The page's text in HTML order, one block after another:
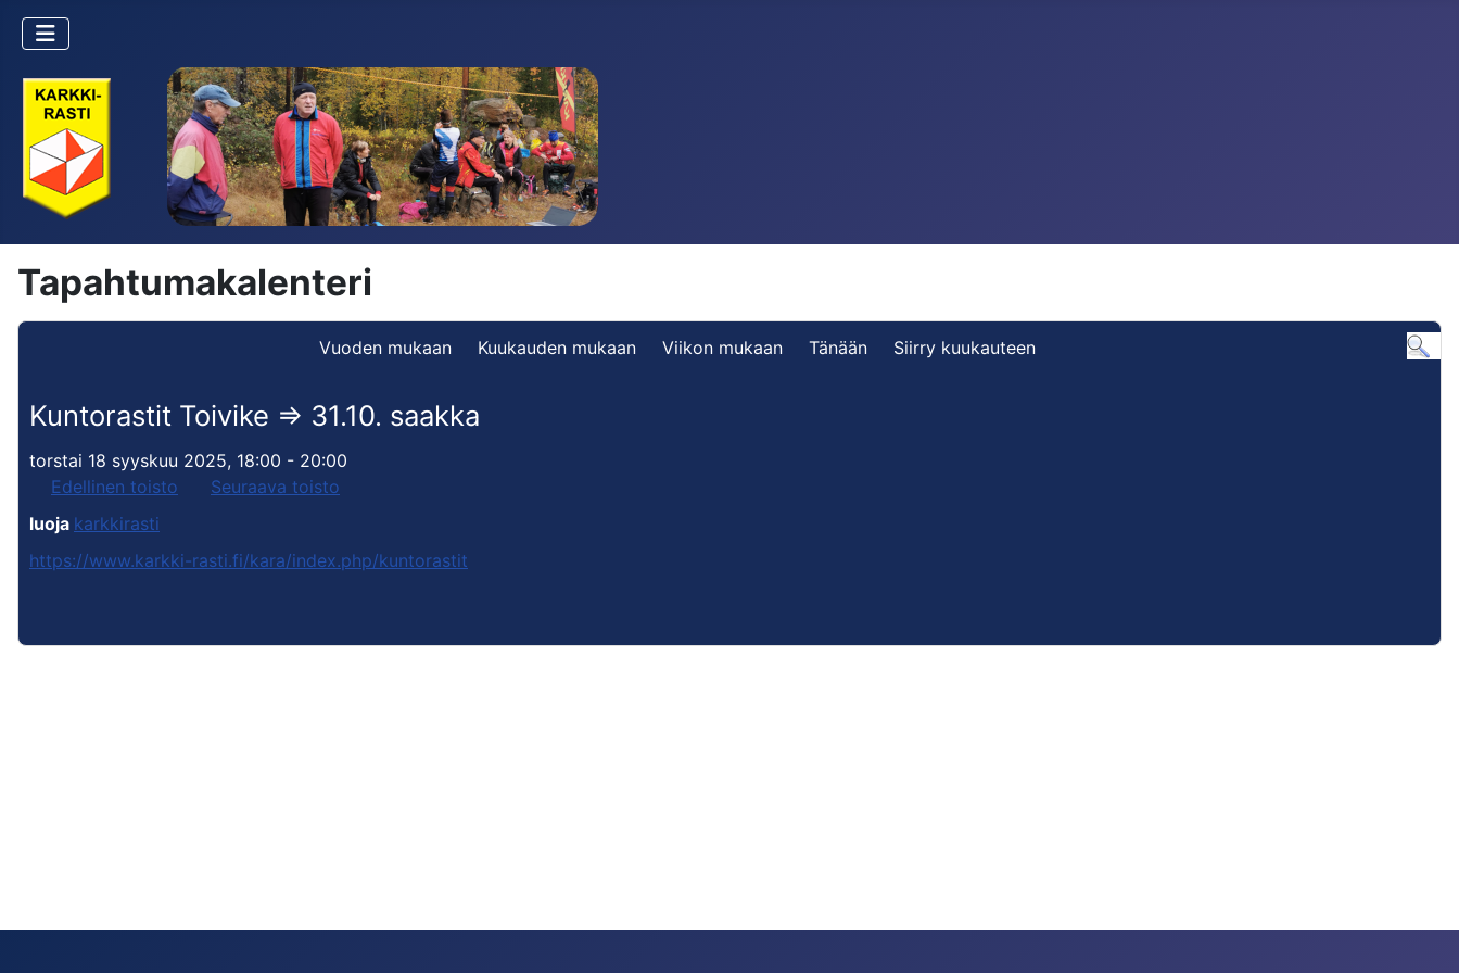
Tapahtumakalenteri
Vuoden mukaan Kuukauden mukaan Viikon mukaan Tänään Siirry kuukauteen
Kuntorastit Toivike => 31.10. saakka
torstai 18 syyskuu 2025, 18:00 - 20:00
Edellinen toisto
Seuraava toisto
luoja karkkirasti
https://www.karkki-rasti.fi/kara/index.php/kuntorastit